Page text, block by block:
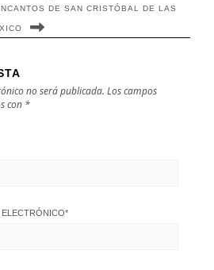
DE SAN CRISTÓBAL DE LAS
no será publicada. Los campos
con *
*